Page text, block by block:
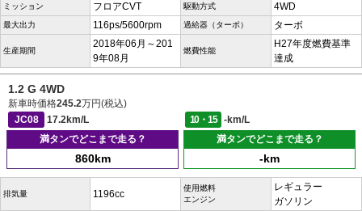
ミッション フロアCVT 駆動方式 4WD
最大出力 116ps/5600rpm 過給器（ターボ） ターボ
生産期間
2018年06月～201
9年08月
燃費性能
H27年度燃費基準
達成
1.2 G 4WD
新車時価格245.2万円(税込)
JC08
17.2km/L 10・15
-km/L
満タンでどこまで走る？
860km
満タンでどこまで走る？
-km
排気量 1196cc
使用燃料
エンジン
レギュラー
ガソリン